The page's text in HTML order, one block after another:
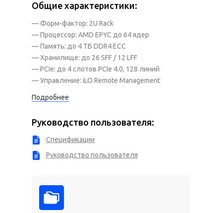
— Форм-фактор: 2U Rack
— Процессор: AMD EPYC до 64 ядер
— Память: до 4 ТБ DDR4 ECC
— Хранилище: до 26 SFF / 12 LFF
— PCIe: до 4 слотов PCIe 4.0, 128 линий
— Управление: iLO Remote Management
Спецификации
Руководство пользователя
Подробнее
Общие характеристики:
Руководство пользователя: